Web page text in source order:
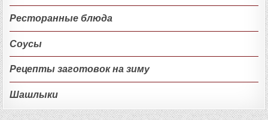
Ресторанные блюда
Соусы
Рецепты заготовок на зиму
Шашлыки